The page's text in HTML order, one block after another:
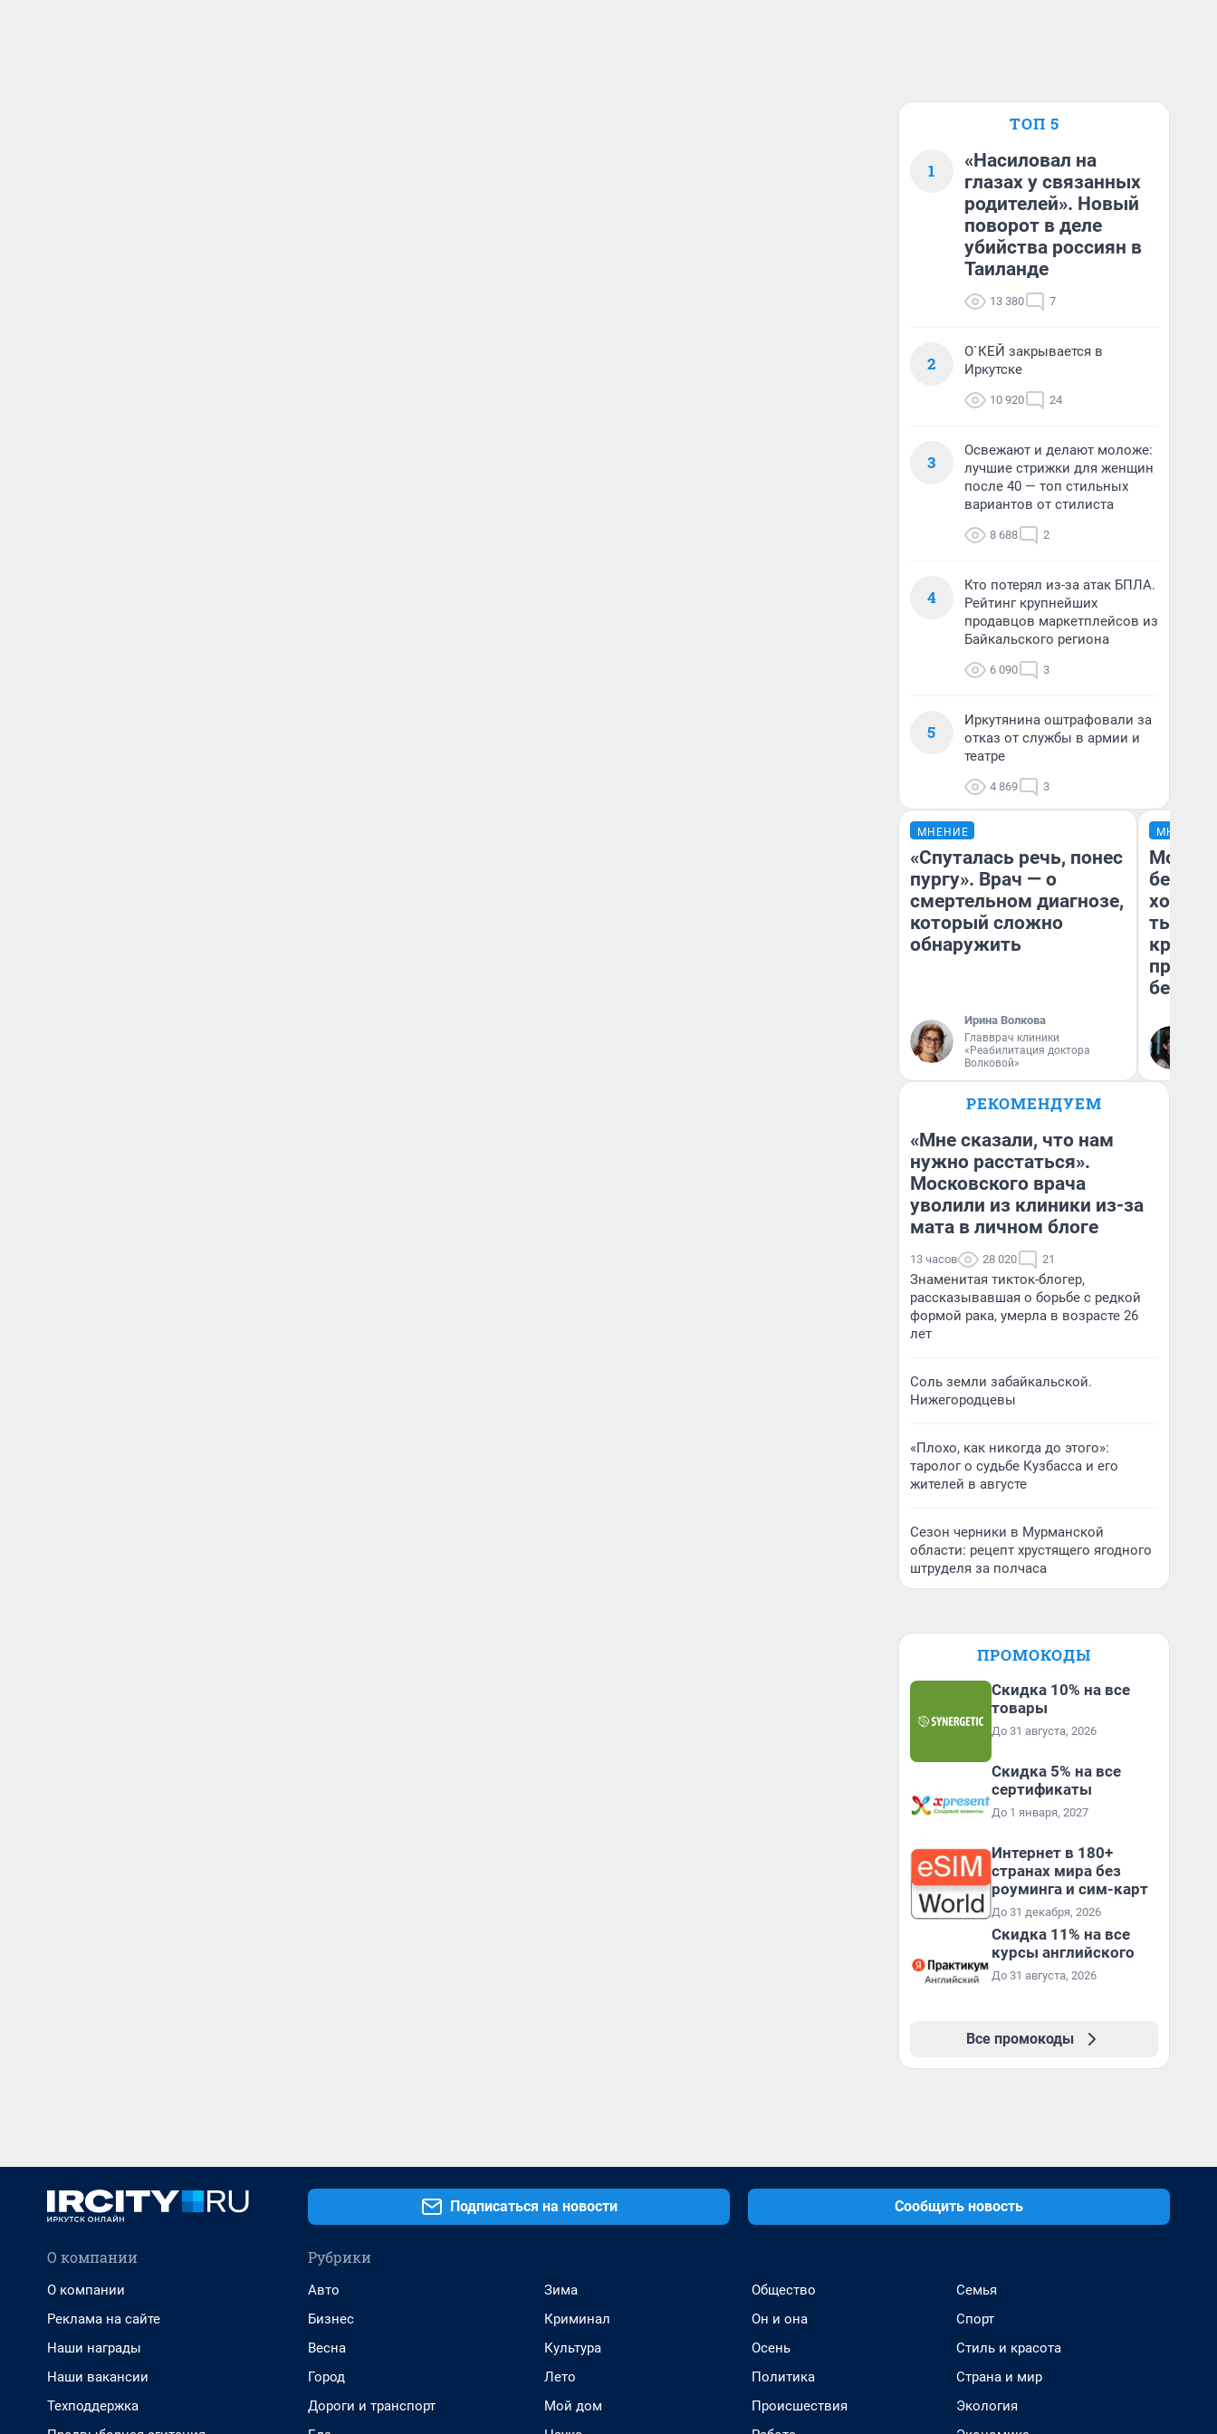
ТОП 5
1
«Насиловал на
глазах у связанных
родителей». Новый
поворот в деле
убийства россиян в
Таиланде
13 380 7
2
О`КЕЙ закрывается в
Иркутске
10 920 24
3
Освежают и делают моложе:
лучшие стрижки для женщин
после 40 — топ стильных
вариантов от стилиста
8 688 2
4
Кто потерял из-за атак БПЛА.
Рейтинг крупнейших
продавцов маркетплейсов из
Байкальского региона
6 090 3
5
Иркутянина оштрафовали за
отказ от службы в армии и
театре
4 869 3
МНЕНИЕ
«Спуталась речь, понес
пургу». Врач — о
смертельном диагнозе,
который сложно
обнаружить
Ирина Волкова
Главврач клиники
«Реабилитация доктора
Волковой»
МНЕНИЕ
Мой
хотела
тысяч,
РЕКОМЕНДУЕМ
«Мне сказали, что нам
нужно расстаться».
Московского врача
уволили из клиники из-за
мата в личном блоге
13 часов 28 020 21
Знаменитая тикток-блогер,
рассказывавшая о борьбе с редкой
формой рака, умерла в возрасте 26
лет
Соль земли забайкальской.
Нижегородцевы
«Плохо, как никогда до этого»:
таролог о судьбе Кузбасса и его
жителей в августе
Сезон черники в Мурманской
области: рецепт хрустящего ягодного
штруделя за полчаса
ПРОМОКОДЫ
Скидка 10% на все
товары
До 31 августа, 2026
Скидка 5% на все
сертификаты
До 1 января, 2027
Интернет в 180+
странах мира без
роуминга и сим-карт
До 31 декабря, 2026
Скидка 11% на все
курсы английского
До 31 августа, 2026
Все промокоды
Подписаться на новости Сообщить новость
О компании
О компании
Реклама на сайте
Наши награды
Наши вакансии
Техподдержка
Рубрики
Авто
Бизнес
Весна
Город
Дороги и транспорт
Зима
Криминал
Культура
Лето
Мой дом
Общество
Он и она
Осень
Политика
Происшествия
Семья
Спорт
Стиль и красота
Страна и мир
Экология